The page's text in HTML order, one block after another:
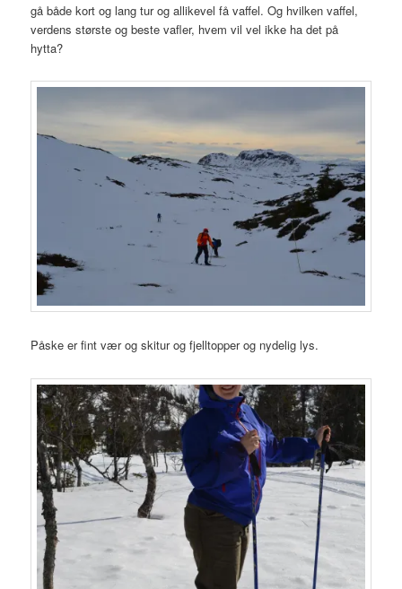
gå både kort og lang tur og allikevel få vaffel. Og hvilken vaffel,
verdens største og beste vafler, hvem vil vel ikke ha det på
hytta?
Påske er fint vær og skitur og fjelltopper og nydelig lys.